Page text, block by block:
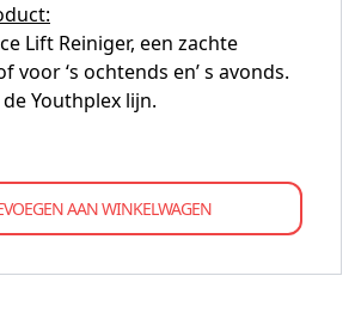
Lift Reiniger, een zachte
voor ‘s ochtends en’ s avonds.
Youthplex lijn.
AAN WINKELWAGEN